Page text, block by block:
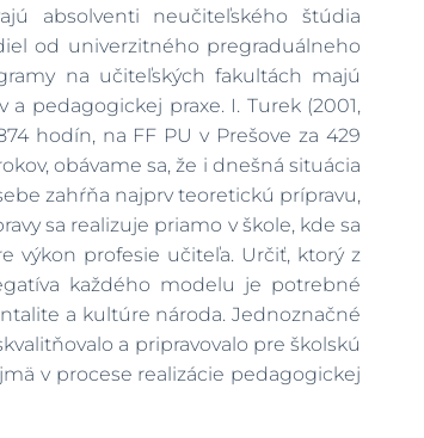
absolventi neučiteľského štúdia
od univerzitného pregraduálneho
na učiteľských fakultách majú
pedagogickej praxe. I. Turek (2001,
hodín, na FF PU v Prešove za 429
obávame sa, že i dnešná situácia
zahŕňa najprv teoretickú prípravu,
sa realizuje priamo v škole, kde sa
výkon profesie učiteľa. Určiť, ktorý z
každého modelu je potrebné
a kultúre národa. Jednoznačné
a pripravovalo pre školskú
v procese realizácie pedagogickej